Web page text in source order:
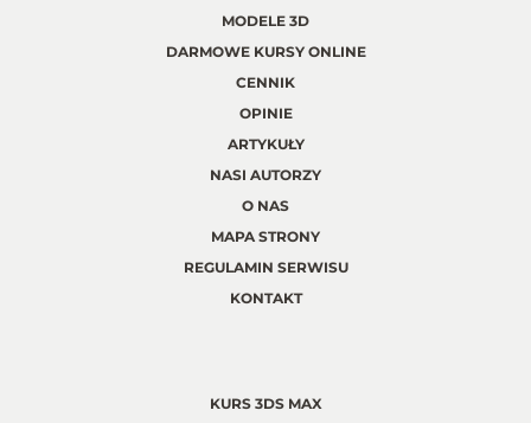
MODELE 3D
DARMOWE KURSY ONLINE
CENNIK
OPINIE
ARTYKUŁY
NASI AUTORZY
O NAS
MAPA STRONY
REGULAMIN SERWISU
KONTAKT
KURS 3DS MAX